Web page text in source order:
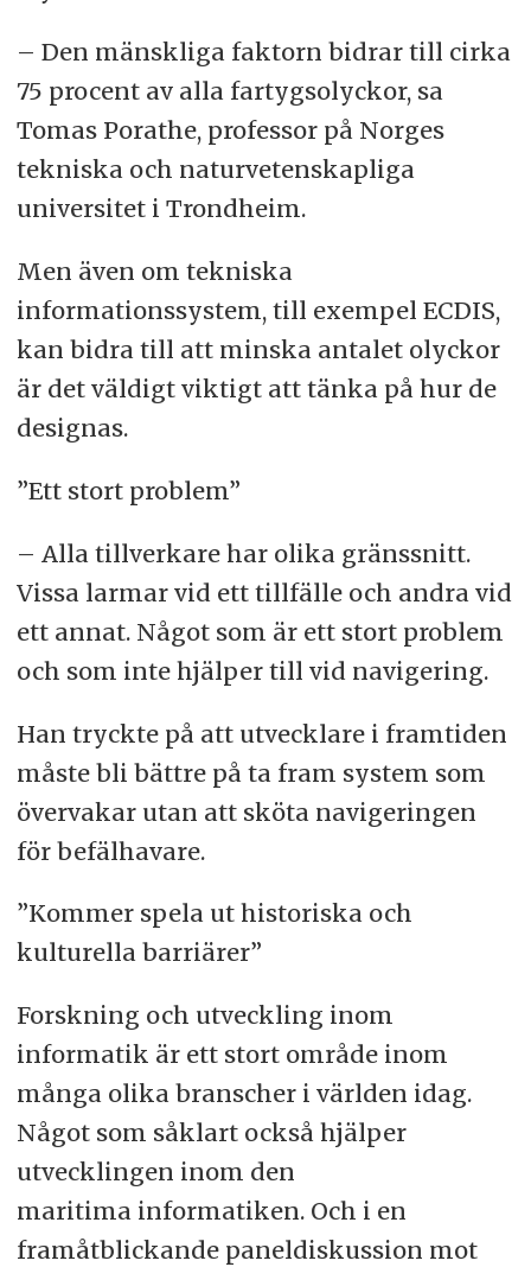
– Den mänskliga faktorn bidrar till cirka
75 procent av alla fartygsolyckor, sa
Tomas Porathe, professor på Norges
tekniska och naturvetenskapliga
universitet i Trondheim.
Men även om tekniska
informationssystem, till exempel ECDIS,
kan bidra till att minska antalet olyckor
är det väldigt viktigt att tänka på hur de
designas.
”Ett stort problem”
– Alla tillverkare har olika gränssnitt.
Vissa larmar vid ett tillfälle och andra vid
ett annat. Något som är ett stort problem
och som inte hjälper till vid navigering.
Han tryckte på att utvecklare i framtiden
måste bli bättre på ta fram system som
övervakar utan att sköta navigeringen
för befälhavare.
”Kommer spela ut historiska och
kulturella barriärer”
Forskning och utveckling inom
informatik är ett stort område inom
många olika branscher i världen idag.
Något som såklart också hjälper
utvecklingen inom den
maritima informatiken. Och i en
framåtblickande paneldiskussion mot